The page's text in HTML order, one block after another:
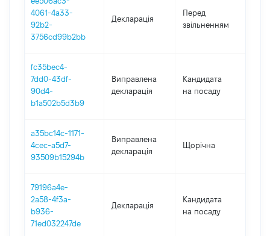
4061-4a33-
92b2-
3756cd99b2bb
Декларація
Перед
звільненням
fc35bec4-
7dd0-43df-
90d4-
b1a502b5d3b9
Виправлена
декларація
Кандидата
на посаду
a35bc14c-1171-
4cec-a5d7-
93509b15294b
Виправлена
декларація
Щорічна
79196a4e-
2a58-4f3a-
b936-
71ed032247de
Декларація
Кандидата
на посаду